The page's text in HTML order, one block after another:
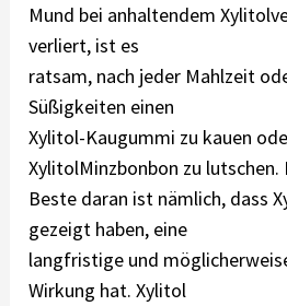
Mund bei anhaltendem
verliert, ist es
ratsam, nach jeder Mahlzeit
Süßigkeiten einen
Xylitol-Kaugummi zu kauen
XylitolMinzbonbon zu lutschen.
Beste daran ist nämlich, dass
gezeigt haben, eine
langfristige und
Wirkung hat. Xylitol